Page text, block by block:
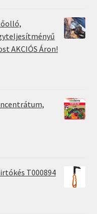
AKCIÓS Áron!
T000894